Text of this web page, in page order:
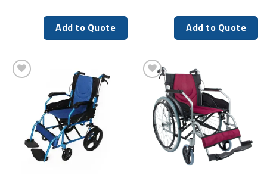
0
من
5
Add to Quote
0
من
5
Add to Quote